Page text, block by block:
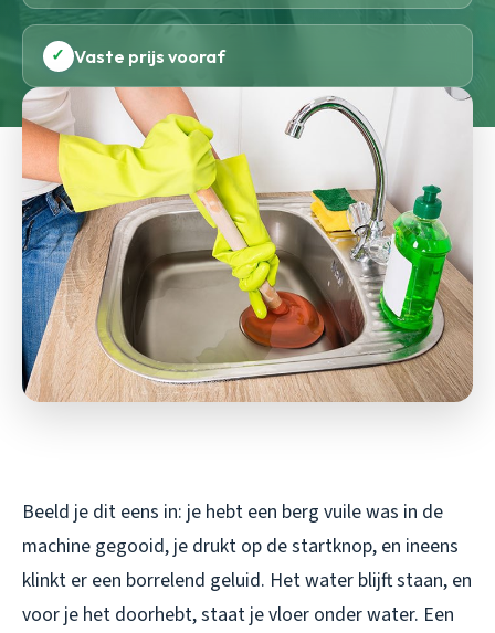
✓ Vaste prijs vooraf
Beeld je dit eens in: je hebt een berg vuile was in de
machine gegooid, je drukt op de startknop, en ineens
klinkt er een borrelend geluid. Het water blijft staan, en
voor je het doorhebt, staat je vloer onder water. Een